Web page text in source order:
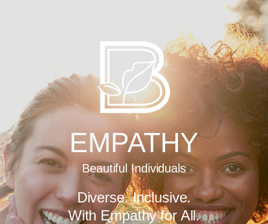
for the Environment.
we will take action in harmony
EMPATHY
Beautiful Individuals
Diverse. Inclusive.
With Empathy for All.